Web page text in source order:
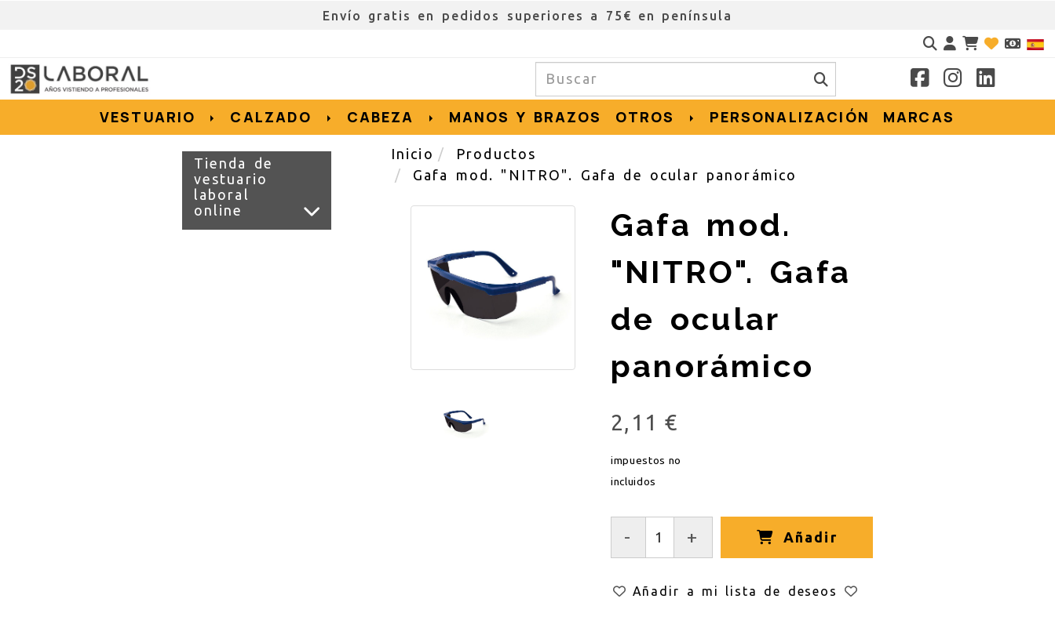
Envío gratis en pedidos superiores a 75€ en península
Identifícate
VESTUARIO CALZADO CABEZA MANOS Y BRAZOS OTROS PERSONALIZACIÓN MARCAS
Tienda de
vestuario
laboral
online
Inicio
Productos
Gafa mod. "NITRO". Gafa de ocular panorámico
Gafa mod.
"NITRO". Gafa
de ocular
panorámico
2,11 €
impuestos no
incluidos
- + Añadir
Añadir a mi lista de deseos